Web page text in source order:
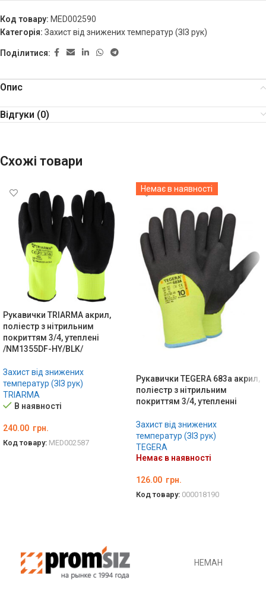
Код товару: MED002590
Категорія: Захист від знижених температур (ЗІЗ рук)
Поділитися:
Опис
Відгуки (0)
Схожі товари
Рукавички TRIARMA акрил,
поліестр з нітрильним
покриттям 3/4, утеплені
/NM1355DF-HY/BLK/
Захист від знижених
температур (ЗІЗ рук)
TRIARMA
В наявності
240.00 грн.
Код товару: MED002587
Немає в наявності
Рукавички TEGERA 683a акрил,
поліестр з нітрильним
покриттям 3/4, утепленні
Захист від знижених
температур (ЗІЗ рук)
TEGERA
Немає в наявності
126.00 грн.
Код товару: 000018190
НЕМАН